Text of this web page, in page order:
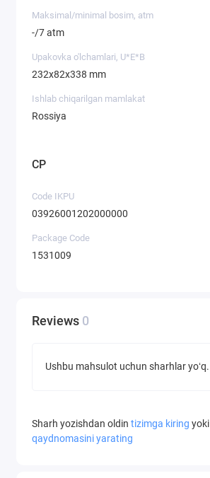
Maksimal/minimal bosim, atm
-/7 atm
Upakovka o'lchamlari, U*E*B
232x82x338 mm
Ishlab chiqarilgan mamlakat
Rossiya
CP
Code IKPU
03926001202000000
Package Code
1531009
Reviews 0
Ushbu mahsulot uchun sharhlar yoʻq.
Sharh yozishdan oldin tizimga kiring yoki
qaydnomasini yarating